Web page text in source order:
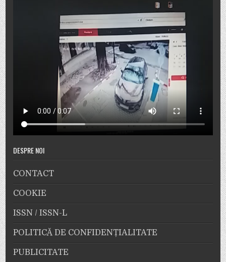
DESPRE NOI
CONTACT
COOKIE
ISSN / ISSN-L
POLITICĂ DE CONFIDENȚIALITATE
PUBLICITATE